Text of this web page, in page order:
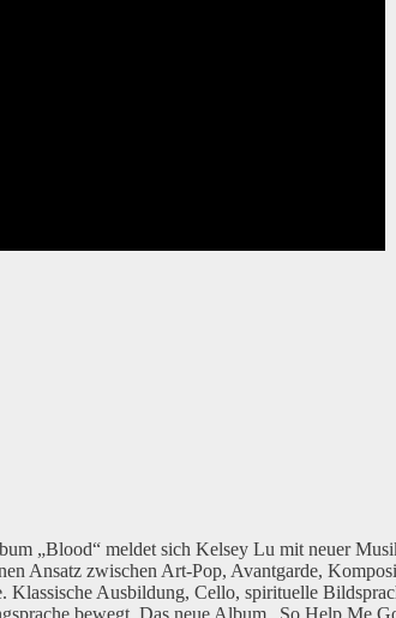
„Blood“ meldet sich Kelsey Lu mit neuer
Ansatz zwischen Art-Pop, Avantgarde,
Klassische Ausbildung, Cello, spirituelle